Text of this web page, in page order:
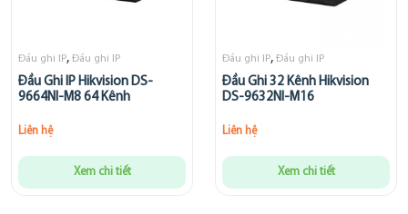
Đầu ghi IP, Đầu ghi IP
Đầu Ghi IP Hikvision DS-
9664NI-M8 64 Kênh
Liên hệ
Xem chi tiết
Đầu ghi IP, Đầu ghi IP
Đầu Ghi 32 Kênh Hikvision
DS-9632NI-M16
Liên hệ
Xem chi tiết